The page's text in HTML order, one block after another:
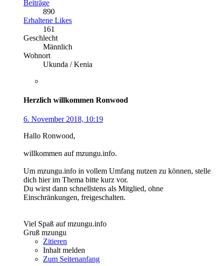
Beiträge
890
Erhaltene Likes
161
Geschlecht
Männlich
Wohnort
Ukunda / Kenia
Herzlich willkommen Ronwood
6. November 2018, 10:19
Hallo Ronwood,
willkommen auf mzungu.info.
Um mzungu.info in vollem Umfang nutzen zu können, stelle
dich hier im Thema bitte kurz vor.
Du wirst dann schnellstens als Mitglied, ohne
Einschränkungen, freigeschalten.
Viel Spaß auf mzungu.info
Gruß mzungu
Zitieren
Inhalt melden
Zum Seitenanfang